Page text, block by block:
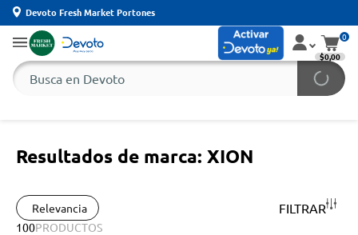
Devoto Fresh Market Portones
0
$0,00
Resultados de marca: XION
Relevancia FILTRAR
100PRODUCTOS